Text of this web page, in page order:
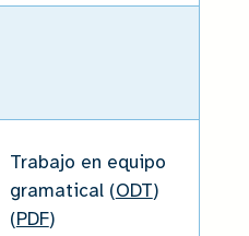
Trabajo en equipo
gramatical (ODT)
(PDF)